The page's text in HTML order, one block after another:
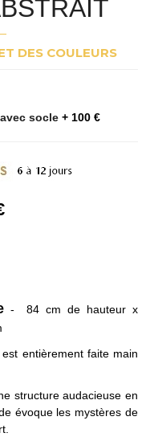
DES COULEURS
avec socle + 100 €
- 84 cm de hauteur x
est entièrement faite main
structure audacieuse en
évoque les mystères de